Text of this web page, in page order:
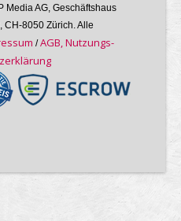
AG, Geschäftshaus
CH-8050 Zürich. Alle
/AGB, Nutzungs­